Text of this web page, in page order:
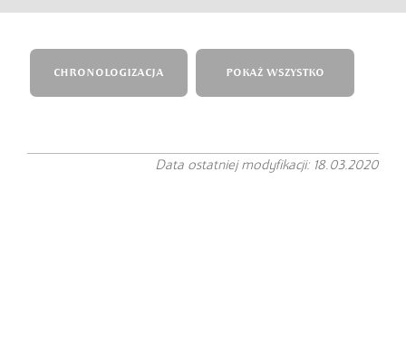
CHRONOLOGIZACJA POKAŻ WSZYSTKO
Data ostatniej modyfikacji: 18.03.2020